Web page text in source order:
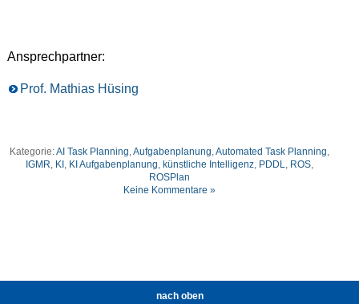
Ansprechpartner:
Prof. Mathias Hüsing
Kategorie:AI Task Planning ,Aufgabenplanung ,Automated Task Planning
IGMR KI KI Aufgabenplanung ,künstliche Intelligenz PDDL ROS
ROSPlan
Keine Kommentare »
nach oben